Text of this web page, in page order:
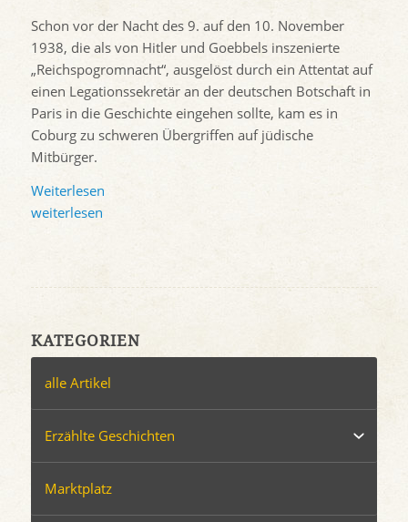
Schon vor der Nacht des 9. auf den 10. November
1938, die als von Hitler und Goebbels inszenierte
„Reichspogromnacht“, ausgelöst durch ein Attentat auf
einen Legationssekretär an der deutschen Botschaft in
Paris in die Geschichte eingehen sollte, kam es in
Coburg zu schweren Übergriffen auf jüdische
Mitbürger.
Weiterlesen
weiterlesen
KATEGORIEN
alle Artikel
Erzählte Geschichten
Marktplatz